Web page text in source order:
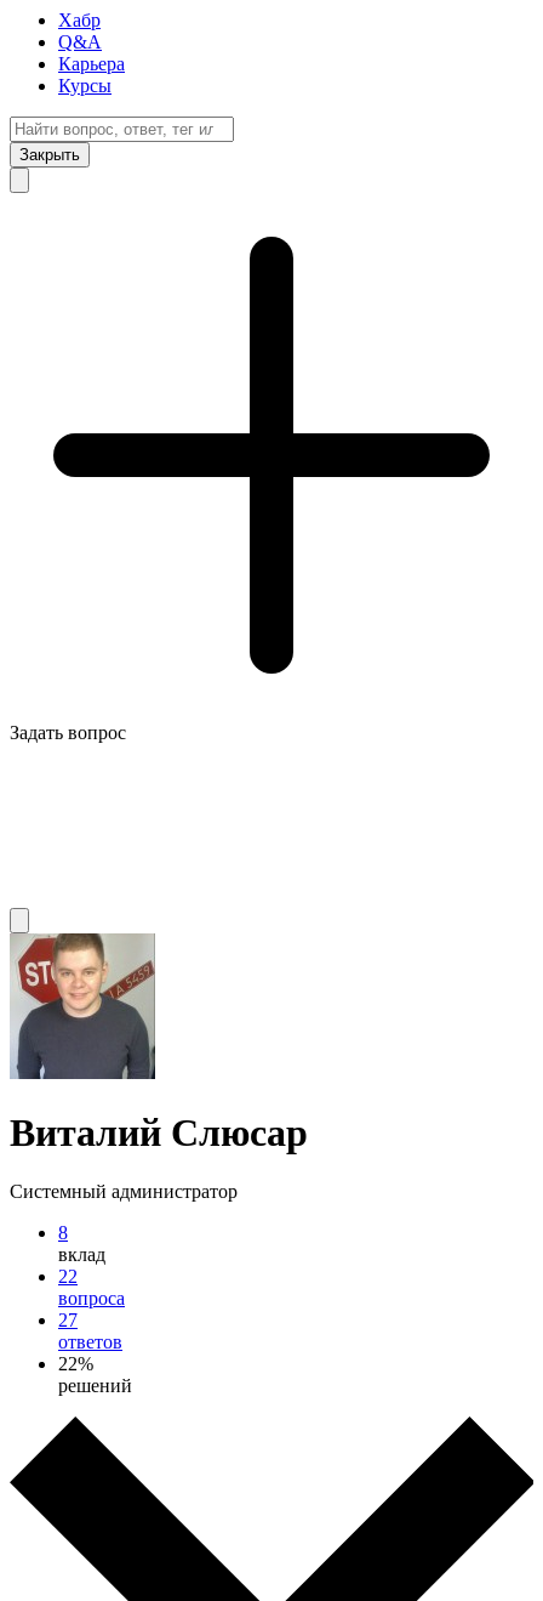
Хабр
Q&A
Карьера
Курсы
Закрыть
Задать вопрос
Виталий Слюсар
Системный администратор
8
вклад
22
вопроса
27
ответов
22%
решений